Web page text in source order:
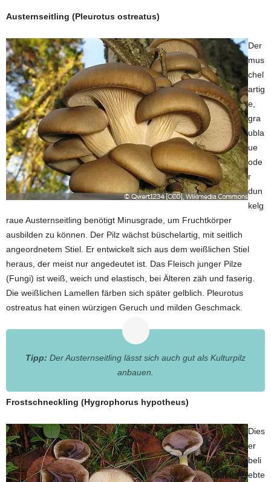
Austernseitling (Pleurotus ostreatus)
Der
mus
chel
artig
e,
gra
ubla
ue
ode
r
dun
kelg
raue Austernseitling benötigt Minusgrade, um Fruchtkörper
ausbilden zu können. Der Pilz wächst büschelartig, mit seitlich
angeordnetem Stiel. Er entwickelt sich aus dem weißlichen Stiel
heraus, der meist nur angedeutet ist. Das Fleisch junger Pilze
(Fungi) ist weiß, weich und elastisch, bei Älteren zäh und faserig.
Die weißlichen Lamellen färben sich später gelblich. Pleurotus
ostreatus hat einen würzigen Geruch und milden Geschmack.
Tipp: Der Austernseitling lässt sich auch gut als Kulturpilz
anbauen.
Frostschneckling (Hygrophorus hypotheus)
Dies
er
beli
ebte